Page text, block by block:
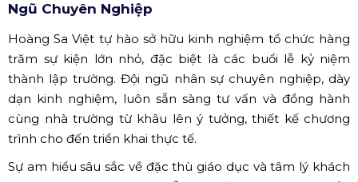
Ngũ Chuyên Nghiệp
Hoàng Sa Việt tự hào sở hữu kinh nghiệm tổ chức hàng
trăm sự kiện lớn nhỏ, đặc biệt là các buổi lễ kỷ niệm
thành lập trường. Đội ngũ nhân sự chuyên nghiệp, dày
dạn kinh nghiệm, luôn sẵn sàng tư vấn và đồng hành
cùng nhà trường từ khâu lên ý tưởng, thiết kế chương
trình cho đến triển khai thực tế.
Sự am hiểu sâu sắc về đặc thù giáo dục và tâm lý khách